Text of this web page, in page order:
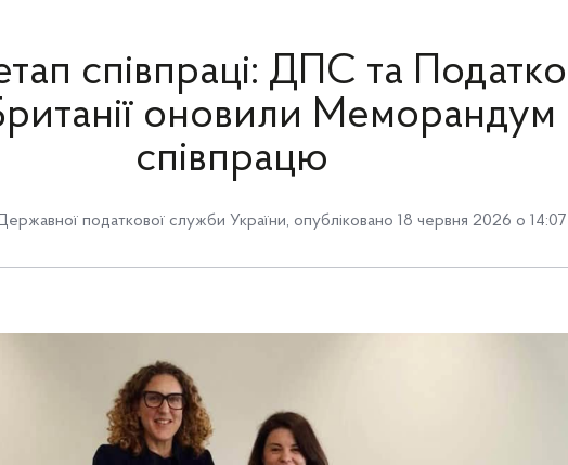
співпраці: ДПС та
оновили Меморандум
співпрацю
податкової служби України, опубліковано 18 червня 2026 о 14:07